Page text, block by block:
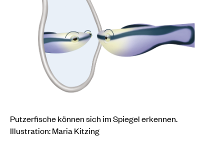
Putzerfische können sich im Spiegel erkennen.
Illustration: Maria Kitzing